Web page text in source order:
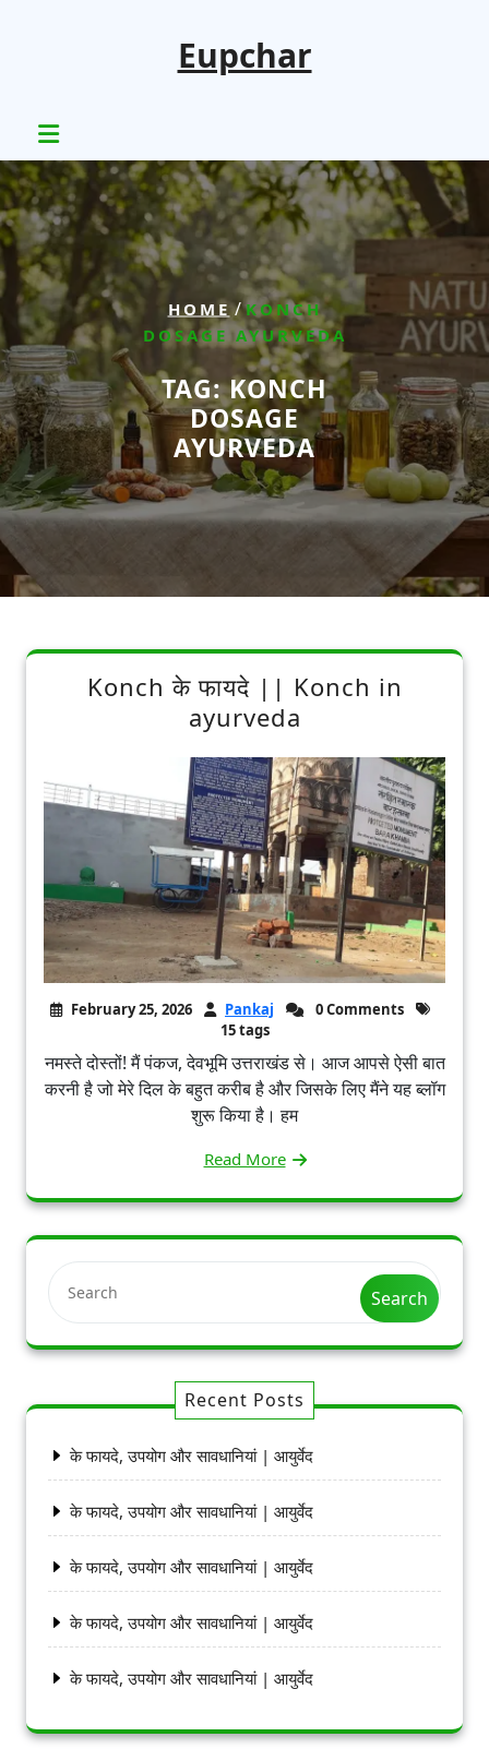
Eupchar
HOME/KONCH
DOSAGE AYURVEDA
TAG:KONCH
DOSAGE
AYURVEDA
Konch के फायदे || Konch in
ayurveda
February 25, 2026 Pankaj
0 Comments
15 tags
नमस्ते दोस्तों! मैं पंकज, देवभूमि उत्तराखंड से। आज आपसे ऐसी बात
करनी है जो मेरे दिल के बहुत करीब है और जिसके लिए मैंने यह ब्लॉग
शुरू किया है। हम
Read More
Search
Recent Posts
के फायदे, उपयोग और सावधानियां | आयुर्वेद
के फायदे, उपयोग और सावधानियां | आयुर्वेद
के फायदे, उपयोग और सावधानियां | आयुर्वेद
के फायदे, उपयोग और सावधानियां | आयुर्वेद
के फायदे, उपयोग और सावधानियां | आयुर्वेद